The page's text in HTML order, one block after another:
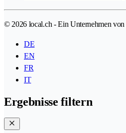
© 2026 local.ch - Ein Unternehmen von
DE
EN
FR
IT
Ergebnisse filtern